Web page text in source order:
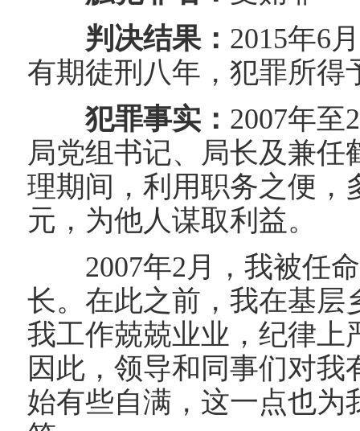
判决结果： 2015年6月
有期徒刑八年，犯罪所得
犯罪事实： 2007年至
局党组书记、局长及兼
理期间，利用职务之便，
元，为他人谋取利益。
2007年2 月，我被任
长。在此之前，我在基层
我工作兢兢业业，纪律上
因此，领导和同事们对
始有些自满，这一点也为